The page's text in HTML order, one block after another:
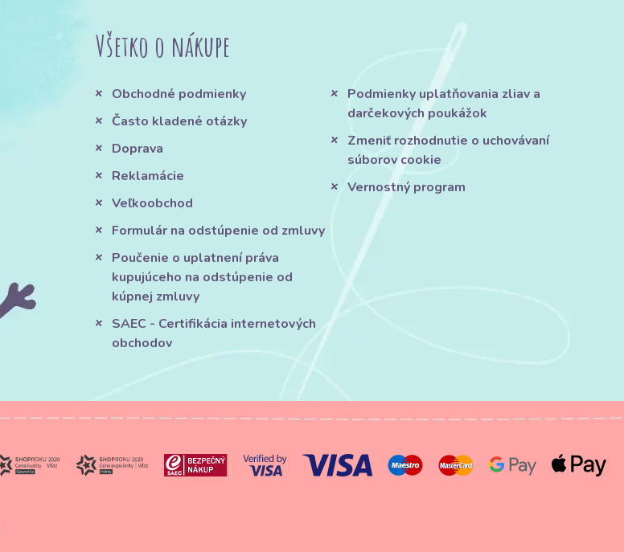
Všetko o nákupe
Obchodné podmienky
Často kladené otázky
Doprava
Reklamácie
Veľkoobchod
Formulár na odstúpenie od zmluvy
Poučenie o uplatnení práva
kupujúceho na odstúpenie od
kúpnej zmluvy
SAEC - Certifikácia internetových
obchodov
Podmienky uplatňovania zliav a
darčekových poukážok
Zmeniť rozhodnutie o uchovávaní
súborov cookie
Vernostný program